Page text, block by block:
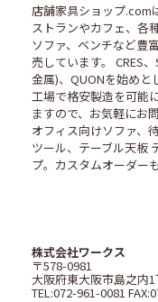
店舗家具ショップ.com
ストランやカフェ、各
ソファ、ベンチなど豊
売しています。 CRES
金属)、QUONを始めと
工場で格安製造を可能
ますので、お気軽にお
オフィス向けソファ、
ツール、テーブル天板
プ。カスタムオーダー
株式会社ワークス
〒578-0981
大阪府東大阪市島之内
TEL:072-961-0081